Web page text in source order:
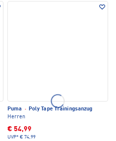
Puma · Poly Tape Trainingsanzug
Herren
€ 54,99
UVP* € 74,99